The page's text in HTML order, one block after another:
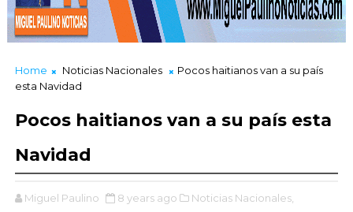
Home Noticias Nacionales
Pocos haitianos van a su país
esta Navidad
Pocos haitianos van a su país esta
Navidad
Miguel Paulino 8 years ago Noticias Nacionales,